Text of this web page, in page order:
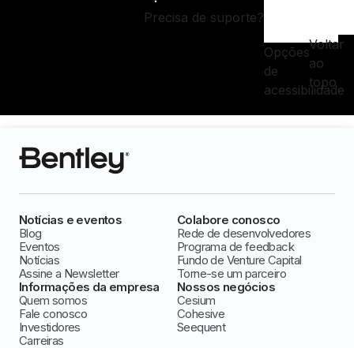
Precisa de suporte?
Opções
de
acessibilidade
Voltar
ao
topo
Notícias e eventos
Blog
Eventos
Notícias
Assine a Newsletter
Colabore conosco
Rede de desenvolvedores
Programa de feedback
Fundo de Venture Capital
Torne-se um parceiro
Informações da empresa
Quem somos
Fale conosco
Investidores
Carreiras
Nossos negócios
Cesium
Cohesive
Seequent